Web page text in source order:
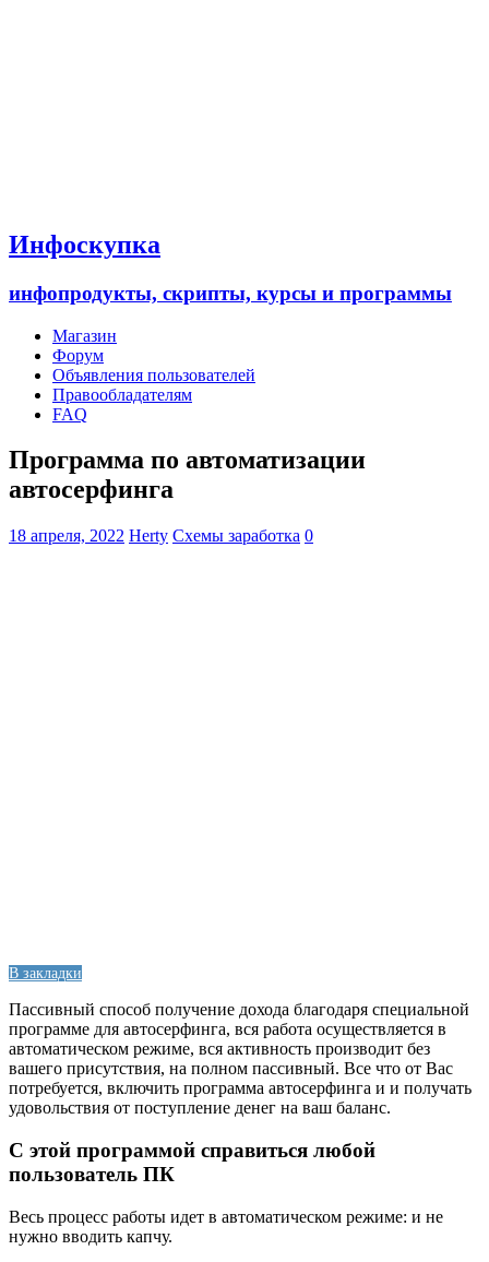
Инфоскупка
инфопродукты, скрипты, курсы и программы
Магазин
Форум
Объявления пользователей
Правообладателям
FAQ
Программа по автоматизации
автосерфинга
18 апреля, 2022 Herty Схемы заработка 0
В закладки
Пассивный способ получение дохода благодаря специальной
программе для автосерфинга, вся работа осуществляется в
автоматическом режиме, вся активность производит без
вашего присутствия, на полном пассивный. Все что от Вас
потребуется, включить программа автосерфинга и и получать
удовольствия от поступление денег на ваш баланс.
С этой программой справиться любой
пользователь ПК
Весь процесс работы идет в автоматическом режиме: и не
нужно вводить капчу.